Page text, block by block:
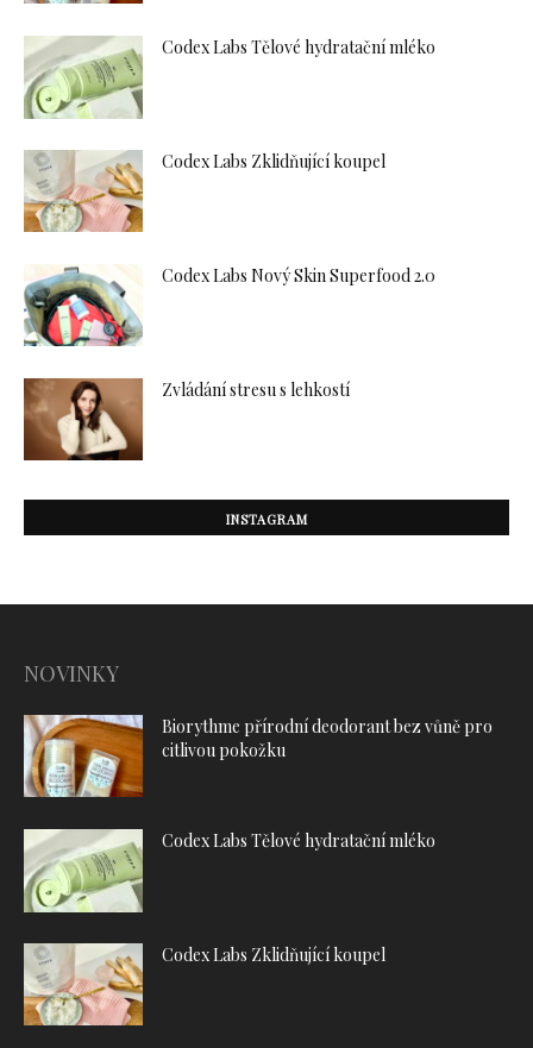
Codex Labs Tělové hydratační mléko
Codex Labs Zklidňující koupel
Codex Labs Nový Skin Superfood 2.0
Zvládání stresu s lehkostí
INSTAGRAM
NOVINKY
Biorythme přírodní deodorant bez vůně pro
citlivou pokožku
Codex Labs Tělové hydratační mléko
Codex Labs Zklidňující koupel